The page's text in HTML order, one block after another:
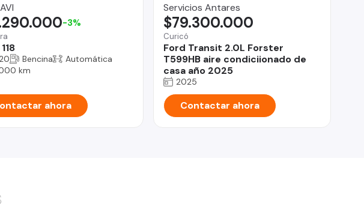
-3%
Bencina
Automática
km
ahora
Servicios Antares
Curicó
Ford Transit 2.0L Forster
T599HB aire condiciionado de
casa año 2025
$79.300.000
2025
Contactar ahora